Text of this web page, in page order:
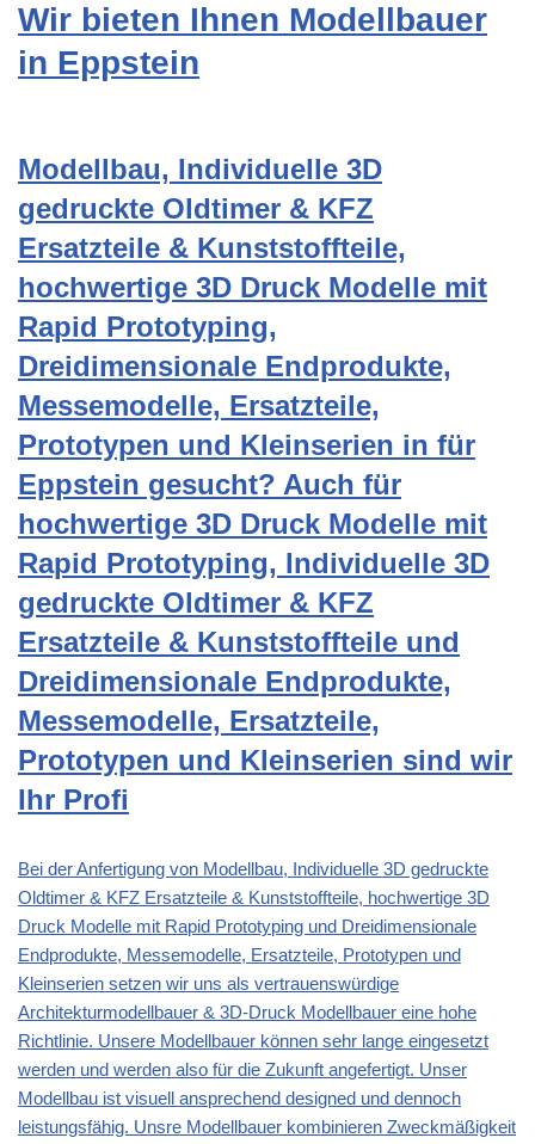
Wir bieten Ihnen Modellbauer
in Eppstein
Modellbau, Individuelle 3D
gedruckte Oldtimer & KFZ
Ersatzteile & Kunststoffteile,
hochwertige 3D Druck Modelle mit
Rapid Prototyping,
Dreidimensionale Endprodukte,
Messemodelle, Ersatzteile,
Prototypen und Kleinserien in für
Eppstein gesucht? Auch für
hochwertige 3D Druck Modelle mit
Rapid Prototyping, Individuelle 3D
gedruckte Oldtimer & KFZ
Ersatzteile & Kunststoffteile und
Dreidimensionale Endprodukte,
Messemodelle, Ersatzteile,
Prototypen und Kleinserien sind wir
Ihr Profi
Bei der Anfertigung von Modellbau, Individuelle 3D gedruckte
Oldtimer & KFZ Ersatzteile & Kunststoffteile, hochwertige 3D
Druck Modelle mit Rapid Prototyping und Dreidimensionale
Endprodukte, Messemodelle, Ersatzteile, Prototypen und
Kleinserien setzen wir uns als vertrauenswürdige
Architekturmodellbauer & 3D-Druck Modellbauer eine hohe
Richtlinie. Unsere Modellbauer können sehr lange eingesetzt
werden und werden also für die Zukunft angefertigt. Unser
Modellbau ist visuell ansprechend designed und dennoch
leistungsfähig. Unsre Modellbauer kombinieren Zweckmäßigkeit